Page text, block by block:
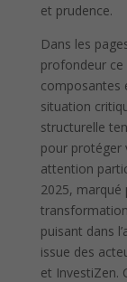
et prudence.
Dans les
profondeur
composantes
situation
structurelle
pour protéger
attention
2025, marqué
puisant dans
issue des
et InvestiZen.